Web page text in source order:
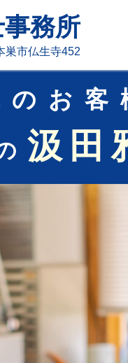
務所
巣市仏生寺452
のお客
汲田